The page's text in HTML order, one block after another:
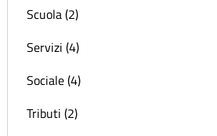
Scuola (2)
Servizi (4)
Sociale (4)
Tributi (2)